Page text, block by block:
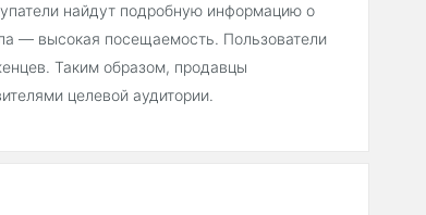
найдут подробную информацию о
— высокая посещаемость. Пользователи
Таким образом, продавцы
целевой аудитории.